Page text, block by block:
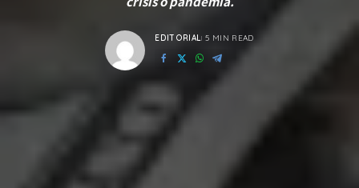
POSTED
BY
EDITORIAL 5 MIN READ